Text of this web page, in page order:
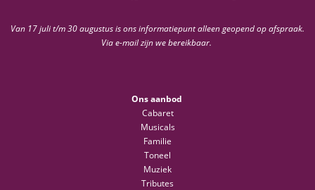
Van 17 juli t/m 30 augustus is ons informatiepunt alleen geopend op afspraak.
Via e-mail zijn we bereikbaar.
Ons aanbod
Cabaret
Musicals
Familie
Toneel
Muziek
Tributes